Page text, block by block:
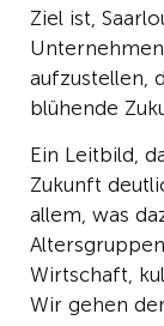
Ziel ist,
aufzustellen,
blühende
Ein Leitbild,
Zukunft
allem, was
Wirtschaft,
Wir gehen